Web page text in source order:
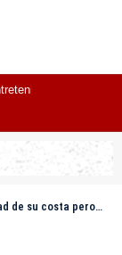
la mantiene en el noreste